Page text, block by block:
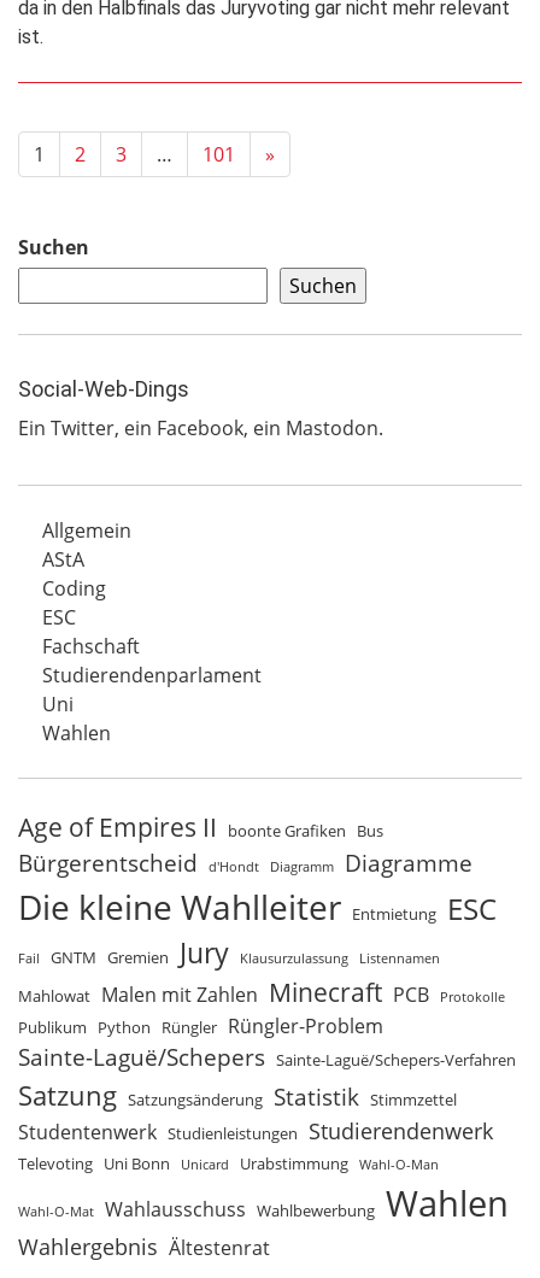
da in den Halbfinals das Juryvoting gar nicht mehr relevant
ist.
1 2 3 … 101 »
Suchen
Suchen
Social-Web-Dings
Ein Twitter, ein Facebook, ein Mastodon.
Allgemein
AStA
Coding
ESC
Fachschaft
Studierendenparlament
Uni
Wahlen
Age of Empires II boonte Grafiken Bus
Bürgerentscheid d'Hondt Diagramm Diagramme
Die kleine Wahlleiter Entmietung ESC
Fail GNTM Gremien Jury Klausurzulassung Listennamen
Mahlowat Malen mit Zahlen Minecraft PCB Protokolle
Publikum Python Rüngler Rüngler-Problem
Sainte-Laguë/Schepers Sainte-Laguë/Schepers-Verfahren
Satzung Satzungsänderung Statistik Stimmzettel
Studentenwerk Studienleistungen Studierendenwerk
Televoting Uni Bonn Unicard Urabstimmung Wahl-O-Man
Wahl-O-Mat Wahlausschuss Wahlbewerbung Wahlen
Wahlergebnis Ältestenrat